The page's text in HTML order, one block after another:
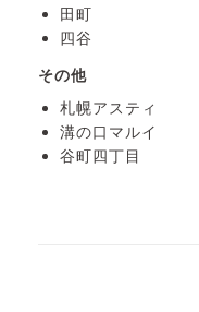
田町
四谷
その他
札幌アスティ
溝の口マルイ
谷町四丁目